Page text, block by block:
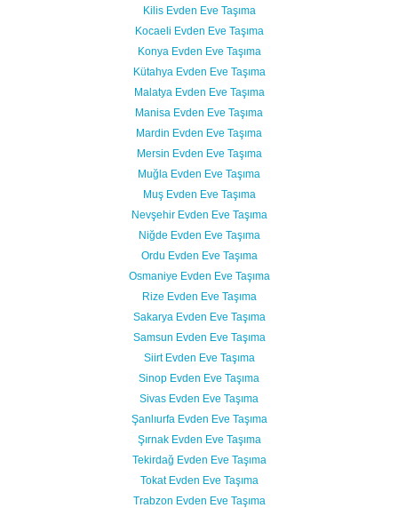
Kilis Evden Eve Taşıma
Kocaeli Evden Eve Taşıma
Konya Evden Eve Taşıma
Kütahya Evden Eve Taşıma
Malatya Evden Eve Taşıma
Manisa Evden Eve Taşıma
Mardin Evden Eve Taşıma
Mersin Evden Eve Taşıma
Muğla Evden Eve Taşıma
Muş Evden Eve Taşıma
Nevşehir Evden Eve Taşıma
Niğde Evden Eve Taşıma
Ordu Evden Eve Taşıma
Osmaniye Evden Eve Taşıma
Rize Evden Eve Taşıma
Sakarya Evden Eve Taşıma
Samsun Evden Eve Taşıma
Siirt Evden Eve Taşıma
Sinop Evden Eve Taşıma
Sivas Evden Eve Taşıma
Şanlıurfa Evden Eve Taşıma
Şırnak Evden Eve Taşıma
Tekirdağ Evden Eve Taşıma
Tokat Evden Eve Taşıma
Trabzon Evden Eve Taşıma